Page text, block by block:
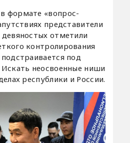
формате «вопрос-
представители
отметили
контролирования
под
неосвоенные ниши
республики и России.